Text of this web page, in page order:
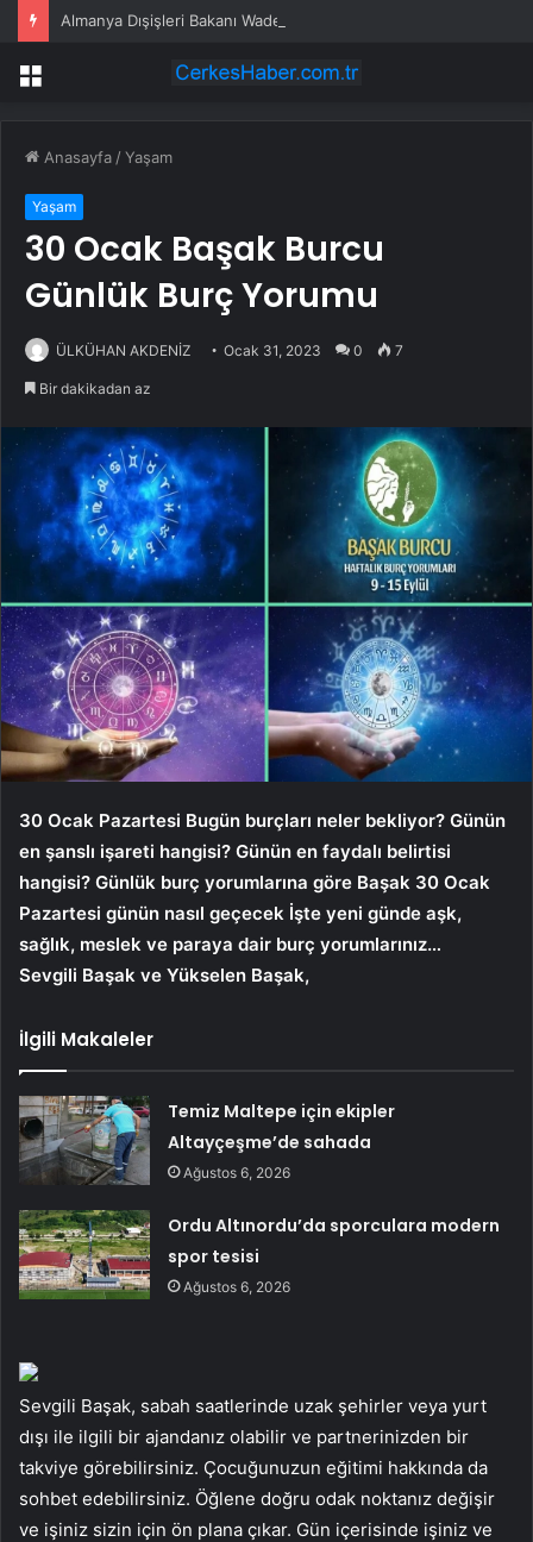
Menü
Anasayfa /Yaşam
Yaşam
30 Ocak Başak Burcu
Günlük Burç Yorumu
ÜLKÜHAN AKDENİZ Ocak 31, 2023 0 7
Bir dakikadan az
30 Ocak Pazartesi Bugün burçları neler bekliyor? Günün
en şanslı işareti hangisi? Günün en faydalı belirtisi
hangisi? Günlük burç yorumlarına göre Başak 30 Ocak
Pazartesi günün nasıl geçecek İşte yeni günde aşk,
sağlık, meslek ve paraya dair burç yorumlarınız…
Sevgili Başak ve Yükselen Başak,
İlgili Makaleler
Temiz Maltepe için ekipler
Altayçeşme’de sahada
Ağustos 6, 2026
Ordu Altınordu’da sporculara modern
spor tesisi
Ağustos 6, 2026
Sevgili Başak, sabah saatlerinde uzak şehirler veya yurt
dışı ile ilgili bir ajandanız olabilir ve partnerinizden bir
takviye görebilirsiniz. Çocuğunuzun eğitimi hakkında da
sohbet edebilirsiniz. Öğlene doğru odak noktanız değişir
ve işiniz sizin için ön plana çıkar. Gün içerisinde işiniz ve